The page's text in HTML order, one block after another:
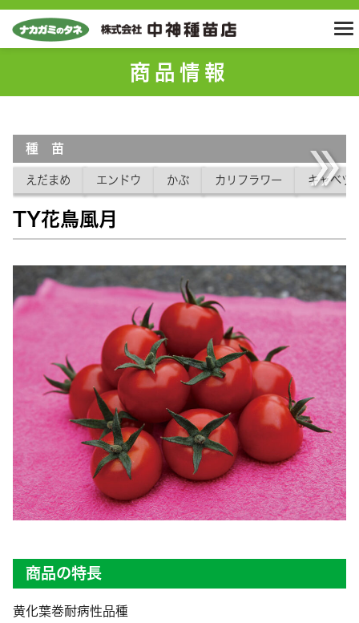
商品情報
種 苗
えだまめ エンドウ かぶ カリフラワー キャベツ
TY花鳥風月
商品の特長
黄化葉巻耐病性品種